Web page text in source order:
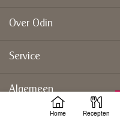
Over Odin
Service
Algemeen
Home Recepten